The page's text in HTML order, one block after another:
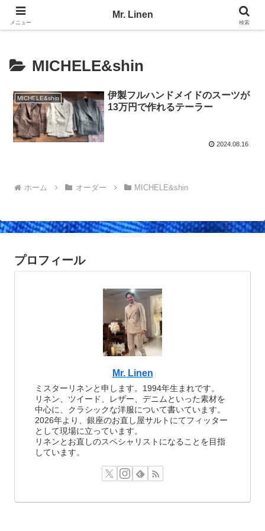
No Linen, No Life
MICHELE&shin
MICHELE&shin
伊製フルハンドメイドのスーツが
13万円で作れるテーラー
2024.08.16
ホーム オーダー MICHELE&shin
プロフィール
Mr. Linen
ミスターリネンと申します。1994年生まれです。
リネン、ツイード、レザー、デニムといった素材を
中心に、クラシックな洋服について書いています。
2026年より、銀座のお直し屋サルトにてフィッター
として現場に立っています。
リネンとお直しのスペシャリストになることを目指
しています。
メニュー
Mr. Linen
検索